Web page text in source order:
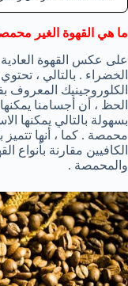
ما هي القهوة الغير
على عكس القهوة
الخضراء . بالتالي ،
الكلوروجينيك المعروف
الحظ ، أن أجسامنا
بسهولة بالتالي يمكنها
محمصة . كما ، أنها
الكافيين مقارنة
والمحمصة .